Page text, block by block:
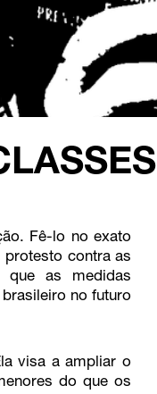
Fê-lo no exato
protesto contra as
que as medidas
no futuro
visa a ampliar o
do que os